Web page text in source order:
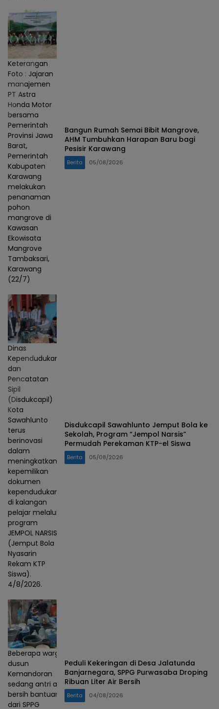
Keterangan
Foto : Jajaran
manajemen
PT Astra
Honda Motor
bersama
Pemerintah
Provinsi Jawa
Barat,
Pemerintah
Kabupaten
Karawang
melakukan
penanaman
pohon
mangrove di
Kawasan
Ekowisata
Mangrove
Tambaksari,
Karawang
(22/7)
Bangun Rumah Semai Bibit Mangrove,
AHM Tumbuhkan Harapan Baru bagi
Pesisir Karawang
Berita 05/08/2026
Dinas
Kependudukan
dan
Pencatatan
Sipil
(Disdukcapil)
Kota
Sawahlunto
terus
berinovasi
dalam
meningkatkan
kepemilikan
dokumen
kependudukan
di kalangan
pelajar melalui
program
JEMPOL NARSIS
(Jemput Bola
Nyasarin
Rekam KTP
Siswa).
4/8/2026.
Disdukcapil Sawahlunto Jemput Bola ke
Sekolah, Program “Jempol Narsis”
Permudah Perekaman KTP-el Siswa
Berita 05/08/2026
Beberapa warga
dusun
Kemandoran
sedang antri air
bersih bantuan
dari SPPG
Peduli Kekeringan di Desa Jalatunda
Banjarnegara, SPPG Purwasaba Droping
Ribuan Liter Air Bersih
Berita 04/08/2026